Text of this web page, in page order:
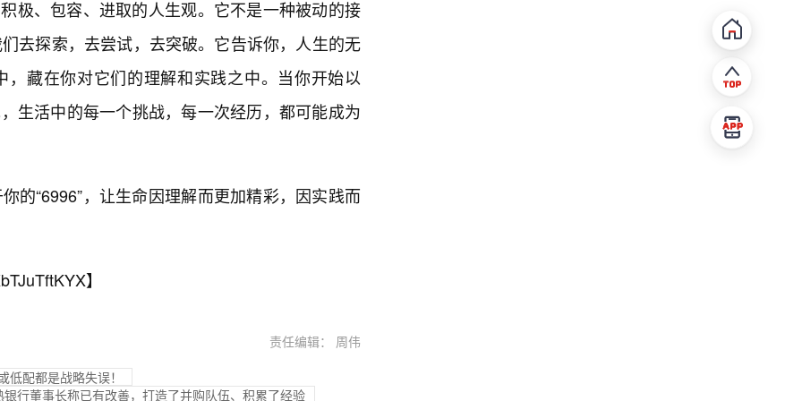
极、包容、进取的人生观。它不是一种被动的接
去探索，去尝试，去突破。它告诉你，人生的无
藏在你对它们的理解和实践之中。当你开始以
生活中的每一个挑战，每一次经历，都可能成为
的“6996”，让生命因理解而更加精彩，因实践而
】
责任编辑： 周伟
配都是战略失误！
行董事长称已有改善，打造了并购队伍、积累了经验